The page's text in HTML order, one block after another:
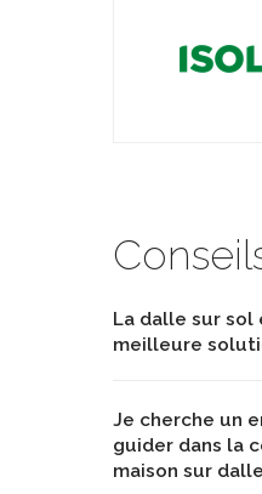
La dalle sur
meilleure
Je cherche un
guider dans la
maison sur